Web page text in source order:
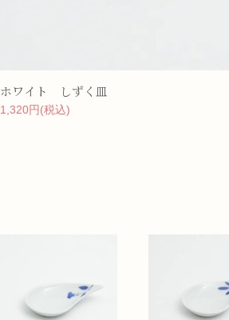
ホワイト しずく皿
1,320円(税込)